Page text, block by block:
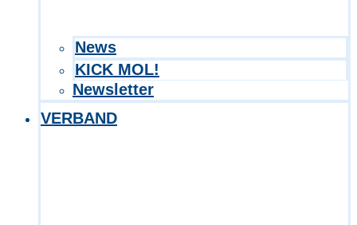
News
KICK MOL!
Newsletter
VERBAND